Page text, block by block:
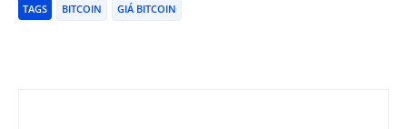
TAGS BITCOIN GIÁ BITCOIN